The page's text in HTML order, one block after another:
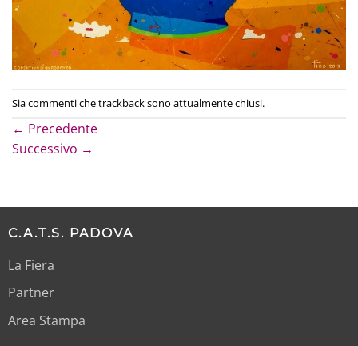
Sia commenti che trackback sono attualmente chiusi.
← Precedente
Successivo →
C.A.T.S. PADOVA
La Fiera
Partner
Area Stampa